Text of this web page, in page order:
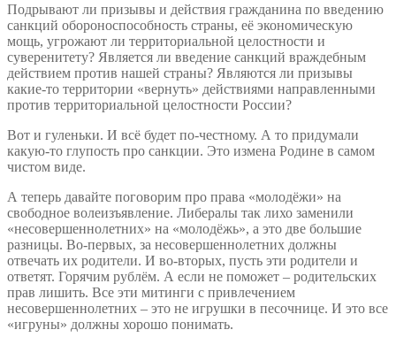
Подрывают ли призывы и действия гражданина по введению
санкций обороноспособность страны, её экономическую
мощь, угрожают ли территориальной целостности и
суверенитету? Является ли введение санкций враждебным
действием против нашей страны? Являются ли призывы
какие-то территории «вернуть» действиями направленными
против территориальной целостности России?
Вот и гуленьки. И всё будет по-честному. А то придумали
какую-то глупость про санкции. Это измена Родине в самом
чистом виде.
А теперь давайте поговорим про права «молодёжи» на
свободное волеизъявление. Либералы так лихо заменили
«несовершеннолетних» на «молодёжь», а это две большие
разницы. Во-первых, за несовершеннолетних должны
отвечать их родители. И во-вторых, пусть эти родители и
ответят. Горячим рублём. А если не поможет – родительских
прав лишить. Все эти митинги с привлечением
несовершеннолетних – это не игрушки в песочнице. И это все
«игруны» должны хорошо понимать.